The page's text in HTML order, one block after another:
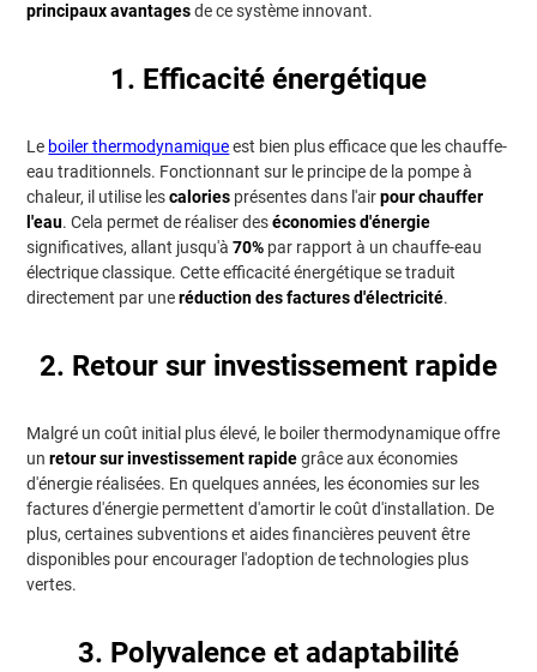
principaux avantagesde ce système innovant.
1. Efficacité énergétique
Le boiler thermodynamiqueest bien plus efficace que les chauffe-
eau traditionnels. Fonctionnant sur le principe de la pompe à
chaleur, il utilise lescalories présentes dans l'airpour chauffer
l'eau. Cela permet de réaliser deséconomies d'énergie
significatives, allant jusqu'à70% par rapport à un chauffe-eau
électrique classique. Cette efficacité énergétique se traduit
directement par uneréduction des factures d'électricité.
2. Retour sur investissement rapide
Malgré un coût initial plus élevé, le boiler thermodynamique offre
unretour sur investissement rapidegrâce aux économies
d'énergie réalisées. En quelques années, les économies sur les
factures d'énergie permettent d'amortir le coût d'installation. De
plus, certaines subventions et aides financières peuvent être
disponibles pour encourager l'adoption de technologies plus
vertes.
3. Polyvalence et adaptabilité